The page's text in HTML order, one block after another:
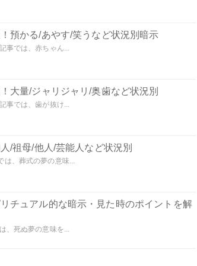
預かる/あやす/笑うなど状況別暗示
事では、赤ちゃん...
大量/ジャリジャリ/奥歯など状況別
事では、歯が抜け...
/祖母/他人/芸能人など状況別
は、葬式の夢の意味...
チュアル的な暗示・見た時のポイントを解
、死ぬ夢の意味を...